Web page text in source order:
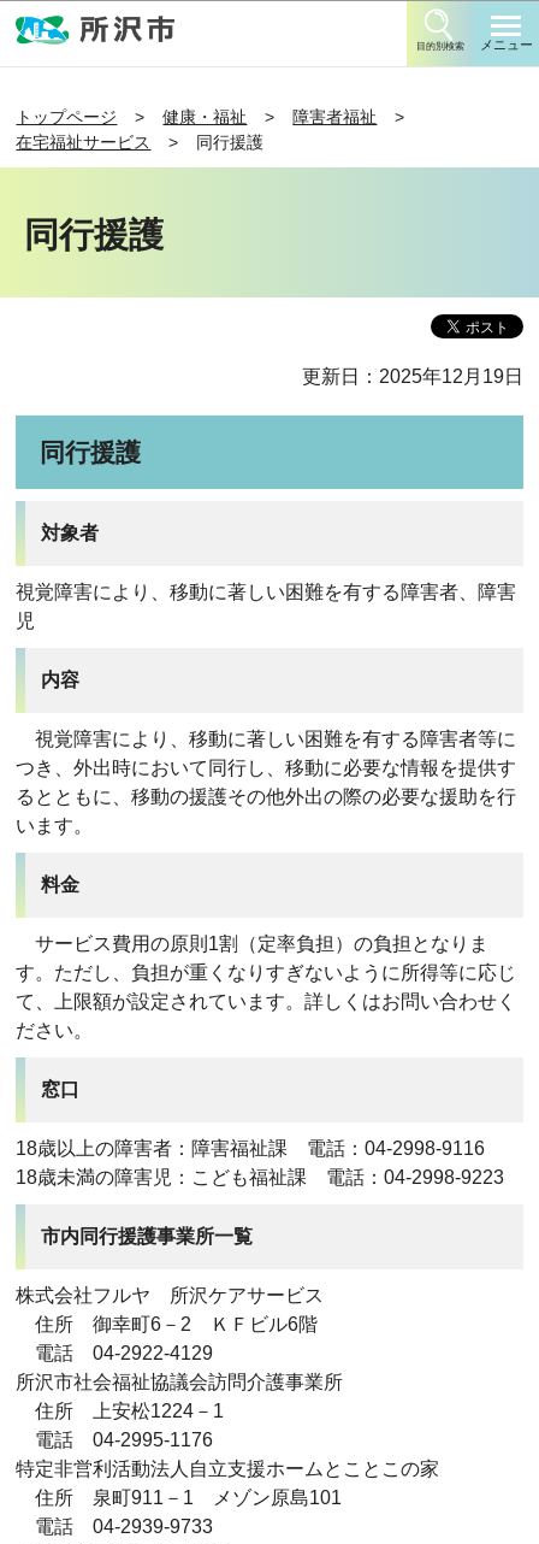
目的別検索 メニュー
トップページ 健康・福祉
障害者福祉
在宅福祉サービス
同行援護
同行援護
更新日：2025年12月19日
同行援護
対象者
視覚障害により、移動に著しい困難を有する障害者、障害
児
内容
視覚障害により、移動に著しい困難を有する障害者等に
つき、外出時において同行し、移動に必要な情報を提供す
るとともに、移動の援護その他外出の際の必要な援助を行
います。
料金
サービス費用の原則1割（定率負担）の負担となりま
す。ただし、負担が重くなりすぎないように所得等に応じ
て、上限額が設定されています。詳しくはお問い合わせく
ださい。
窓口
18歳以上の障害者：障害福祉課 電話：04-2998-9116
18歳未満の障害児：こども福祉課 電話：04-2998-9223
市内同行援護事業所一覧
株式会社フルヤ 所沢ケアサービス
住所 御幸町6－2 ＫＦビル6階
電話 04-2922-4129
所沢市社会福祉協議会訪問介護事業所
住所 上安松1224－1
電話 04-2995-1176
特定非営利活動法人自立支援ホームとことこの家
住所 泉町911－1 メゾン原島101
電話 04-2939-9733